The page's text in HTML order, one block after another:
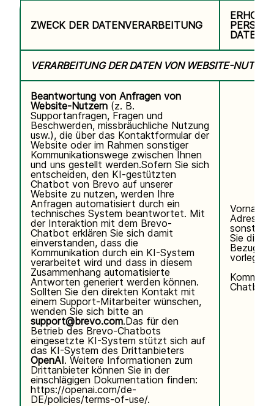
ZWECK DER DATENVERARBEITUNG
DATEN
VERARBEITUNG DER DATEN VON WEBSITE-
Beantwortung von Anfragen von
Website-Nutzern (z. B.
Supportanfragen, Fragen und
Beschwerden, missbräuchliche Nutzung
usw.), die über das Kontaktformular der
Website oder im Rahmen sonstiger
Kommunikationswege zwischen Ihnen
und uns gestellt werden.Sofern Sie sich
entscheiden, den KI-gestützten
Chatbot von Brevo auf unserer
Website zu nutzen, werden Ihre
Anfragen automatisiert durch ein
technisches System beantwortet. Mit
der Interaktion mit dem Brevo-
Chatbot erklären Sie sich damit
einverstanden, dass die
Kommunikation durch ein KI-System
verarbeitet wird und dass in diesem
Zusammenhang automatisierte
Antworten generiert werden können.
Sollten Sie den direkten Kontakt mit
einem Support-Mitarbeiter wünschen,
wenden Sie sich bitte an
support@brevo.com.Das für den
Betrieb des Brevo-Chatbots
eingesetzte KI-System stützt sich auf
das KI-System des Drittanbieters
OpenAI. Weitere Informationen zum
Drittanbieter können Sie in der
einschlägigen Dokumentation finden:
https://openai.com/de-
DE/policies/terms-of-use/.
Adresse,
Sie
Bezug
vorlegen.
Chatbot.